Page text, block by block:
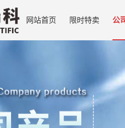
网站首页 限时特卖 公